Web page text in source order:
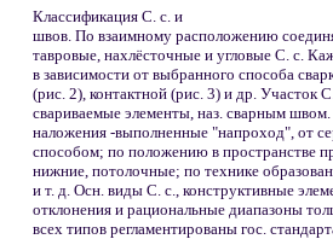
Классификация С. с. и
швов. По взаимному расположению
тавровые, нахлёсточные и угловые С. с.
в зависимости от выбранного способа
(рис. 2), контактной (рис. 3) и др. Участок
свариваемые элементы, наз. сварным
наложения -выполненные "напроход", от
способом; по положению в пространстве
нижние, потолочные; по технике
и т. д. Осн. виды С. с., конструктивные
отклонения и рациональные диапазоны
всех типов регламентированы гос.